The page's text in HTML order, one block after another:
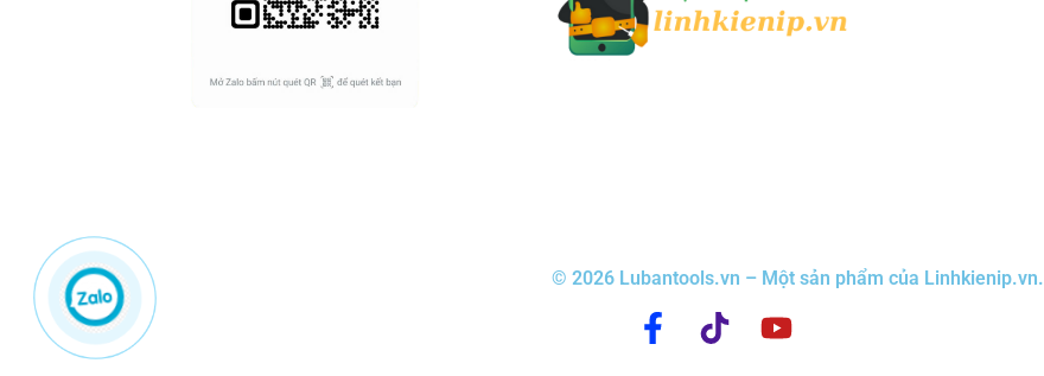
© 2026 Lubantools.vn – Một sản phẩm của Linhkienip.vn.